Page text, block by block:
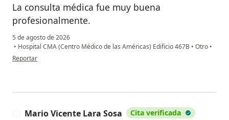
La consulta médica fue muy buena
profesionalmente.
5 de agosto de 2026
• Hospital CMA (Centro Médico de las Américas) Edificio 467B • Otro •
en opinión del usuario Josué Solís
Reportar
Mario Vicente Lara Sosa Cita verificada